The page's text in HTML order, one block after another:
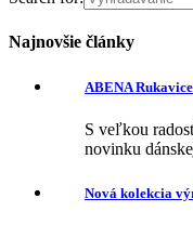
Najnovšie články
ABENA
S veľkou
novinku
Nová kolekcia